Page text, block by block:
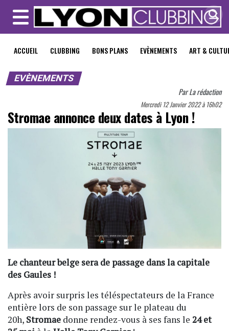
MENU
ACCUEIL CLUBBING BONS PLANS EVÈNEMENTS ART &
EVÈNEMENTS
ParLa rédaction
Mercredi 12 Janvier 2022 à 16h02
Stromae annonce deux dates à Lyon !
Le chanteur belge sera de passage dans la capitale
des Gaules !
Après avoir surpris les téléspectateurs de la France
entière lors de son passage sur le plateau du
20h, Stromae donne rendez-vous à ses fans le 24 et